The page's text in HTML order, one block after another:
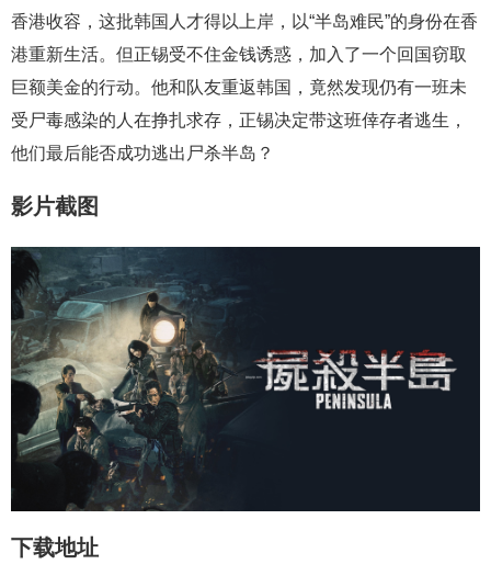
香港收容，这批韩国人才得以上岸，以“半岛难民”的身份在香
港重新生活。但正锡受不住金钱诱惑，加入了一个回国窃取
巨额美金的行动。他和队友重返韩国，竟然发现仍有一班未
受尸毒感染的人在挣扎求存，正锡决定带这班倖存者逃生，
他们最后能否成功逃出尸杀半岛？
影片截图
下载地址